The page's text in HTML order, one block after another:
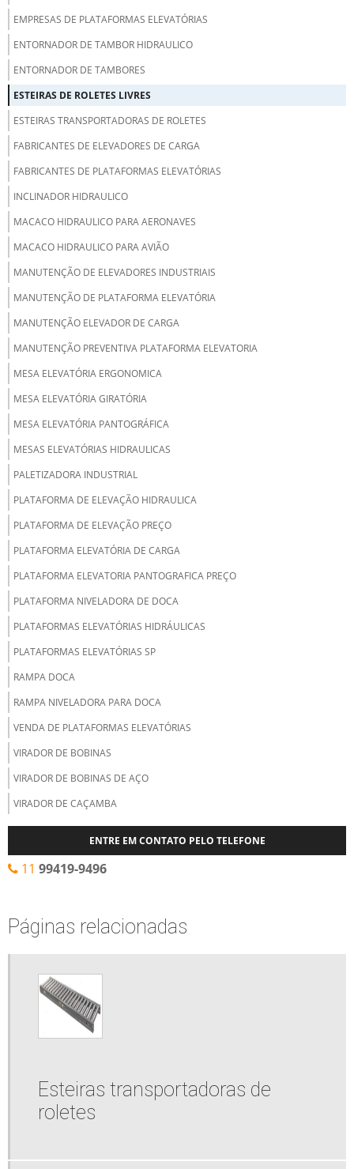
EMPRESAS DE PLATAFORMAS ELEVATÓRIAS
ENTORNADOR DE TAMBOR HIDRAULICO
ENTORNADOR DE TAMBORES
ESTEIRAS DE ROLETES LIVRES
ESTEIRAS TRANSPORTADORAS DE ROLETES
FABRICANTES DE ELEVADORES DE CARGA
FABRICANTES DE PLATAFORMAS ELEVATÓRIAS
INCLINADOR HIDRAULICO
MACACO HIDRAULICO PARA AERONAVES
MACACO HIDRAULICO PARA AVIÃO
MANUTENÇÃO DE ELEVADORES INDUSTRIAIS
MANUTENÇÃO DE PLATAFORMA ELEVATÓRIA
MANUTENÇÃO ELEVADOR DE CARGA
MANUTENÇÃO PREVENTIVA PLATAFORMA ELEVATORIA
MESA ELEVATÓRIA ERGONOMICA
MESA ELEVATÓRIA GIRATÓRIA
MESA ELEVATÓRIA PANTOGRÁFICA
MESAS ELEVATÓRIAS HIDRAULICAS
PALETIZADORA INDUSTRIAL
PLATAFORMA DE ELEVAÇÃO HIDRAULICA
PLATAFORMA DE ELEVAÇÃO PREÇO
PLATAFORMA ELEVATÓRIA DE CARGA
PLATAFORMA ELEVATORIA PANTOGRAFICA PREÇO
PLATAFORMA NIVELADORA DE DOCA
PLATAFORMAS ELEVATÓRIAS HIDRÁULICAS
PLATAFORMAS ELEVATÓRIAS SP
RAMPA DOCA
RAMPA NIVELADORA PARA DOCA
VENDA DE PLATAFORMAS ELEVATÓRIAS
VIRADOR DE BOBINAS
VIRADOR DE BOBINAS DE AÇO
VIRADOR DE CAÇAMBA
ENTRE EM CONTATO PELO TELEFONE
11 99419-9496
Páginas relacionadas
Esteiras transportadoras de
roletes